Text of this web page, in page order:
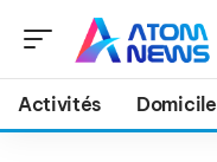
Activités Domicile